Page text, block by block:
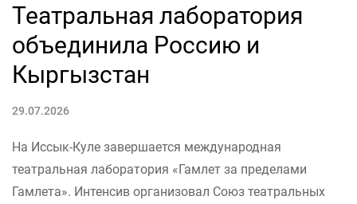
Театральная лаборатория
объединила Россию и
Кыргызстан
29.07.2026
На Иссык-Куле завершается международная
театральная лаборатория «Гамлет за пределами
Гамлета». Интенсив организовал Союз театральных